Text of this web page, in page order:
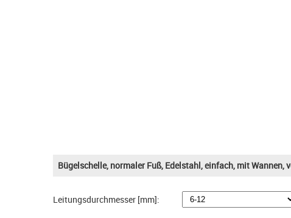
Bügelschelle, normaler Fuß, Edelstahl, einfach, mit Wannen,
Leitungsdurchmesser [mm]: